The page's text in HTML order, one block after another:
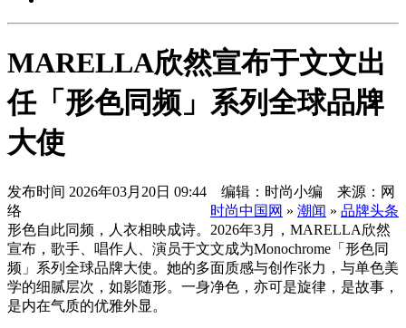
MARELLA欣然宣布于文文出
任「形色同频」系列全球品牌
大使
发布时间 2026年03月20日 09:44 编辑：时尚小编 来源：网
络
时尚中国网 » 潮闻 » 品牌头条
形色自此同频，人衣相映成诗。2026年3月，MARELLA欣然
宣布，歌手、唱作人、演员于文文成为Monochrome「形色同
频」系列全球品牌大使。她的多面质感与创作张力，与单色美
学的细腻层次，如影随形。一身净色，亦可是旋律，是故事，
是内在气质的优雅外显。